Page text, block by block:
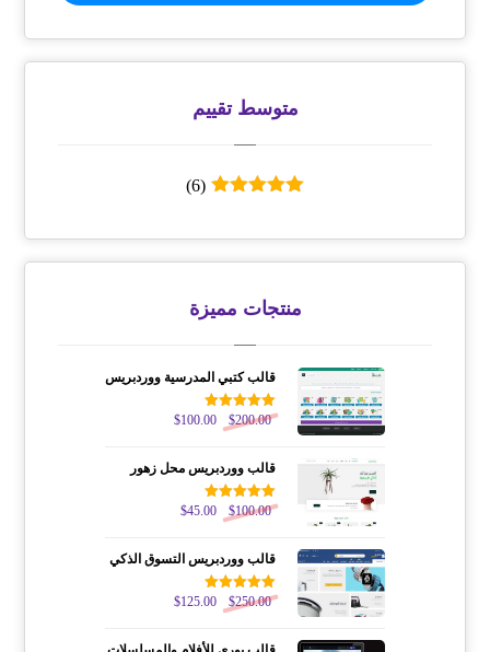
متوسط ​​تقييم
(6)
منتجات مميزة
قالب كتبي المدرسية ووردبريس
تم التقييم
من 5
$200.00
$100.00
قالب ووردبريس محل زهور
تم التقييم
من 5
$100.00
$45.00
قالب ووردبريس التسوق الذكي
تم التقييم
من 5
$250.00
$125.00